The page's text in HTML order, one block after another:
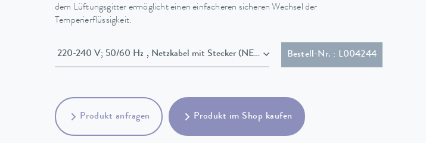
dem Lüftungsgitter ermöglicht einen einfacheren sicheren Wechsel der
Temperierflüssigkeit.
220-240 V; 50/60 Hz , Netzkabel mit Stecker (NEMA 6-20P)Bestell-Nr. : L004244
Produkt anfragen Produkt im Shop kaufen